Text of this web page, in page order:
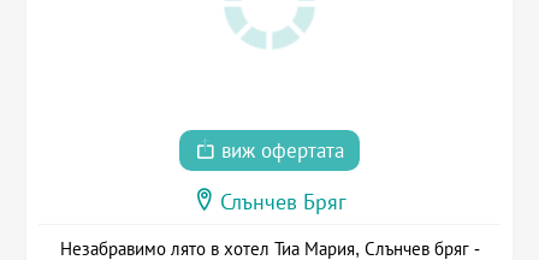
виж офертата
Слънчев Бряг
Незабравимо лято в хотел Тиа Мария, Слънчев бряг -